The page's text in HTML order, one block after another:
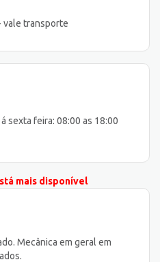
vale transporte
sexta feira: 08:00 as 18:00
mais disponível
Mecânica em geral em